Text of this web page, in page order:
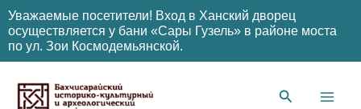
Уважаемые посетители! Вход в Ханский дворец
осуществляется у бани «Сары Гузель» в районе моста
по ул. Зои Космодемьянской.
содержимому